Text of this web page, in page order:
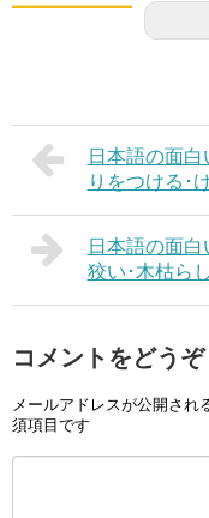
日本語の面
りをつける･
日本語の面
狡い･木枯ら
コメントをどうぞ
メールアドレスが公開され
須項目です